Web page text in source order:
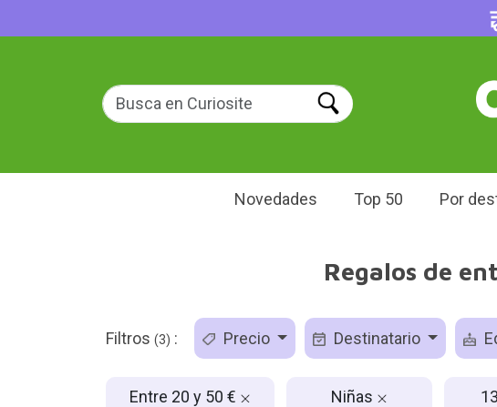
Novedades Top 50 Por
Regalos de
Filtros (3) : Precio Destinatario
Entre 20 y 50 € Niñas